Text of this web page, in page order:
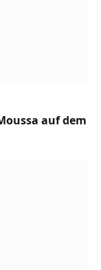
auf dem